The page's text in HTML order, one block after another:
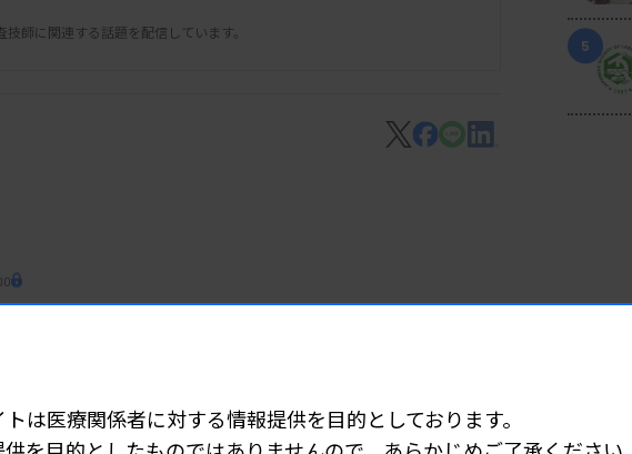
師に関連する話題を配信しています。
5
トは医療関係者に対する情報提供を目的としております。